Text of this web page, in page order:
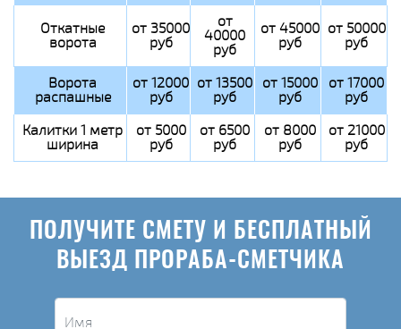
Откатные
ворота
от 35000
руб
от
40000
руб
от 45000
руб
от 50000
руб
Ворота
распашные
от 12000
руб
от 13500
руб
от 15000
руб
от 17000
руб
Калитки 1 метр
ширина
от 5000
руб
от 6500
руб
от 8000
руб
от 21000
руб
ПОЛУЧИТЕ СМЕТУ И БЕСПЛАТНЫЙ
ВЫЕЗД ПРОРАБА-СМЕТЧИКА